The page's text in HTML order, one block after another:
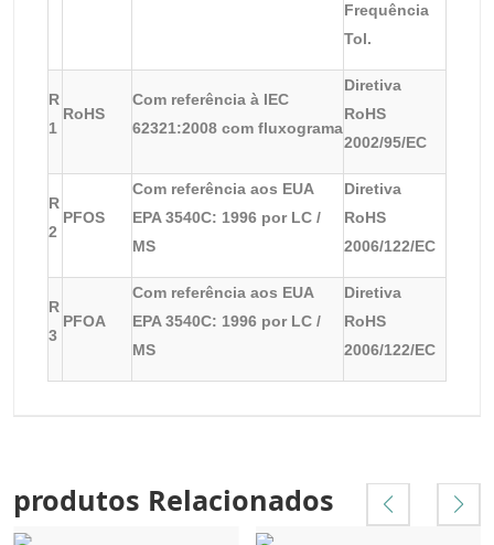
Frequência
Tol.
R
1
RoHS
Com referência à IEC
62321:2008 com fluxograma
Diretiva
RoHS
2002/95/EC
R
2
PFOS
Com referência aos EUA
EPA 3540C: 1996 por LC /
MS
Diretiva
RoHS
2006/122/EC
R
3
PFOA
Com referência aos EUA
EPA 3540C: 1996 por LC /
MS
Diretiva
RoHS
2006/122/EC
produtos Relacionados